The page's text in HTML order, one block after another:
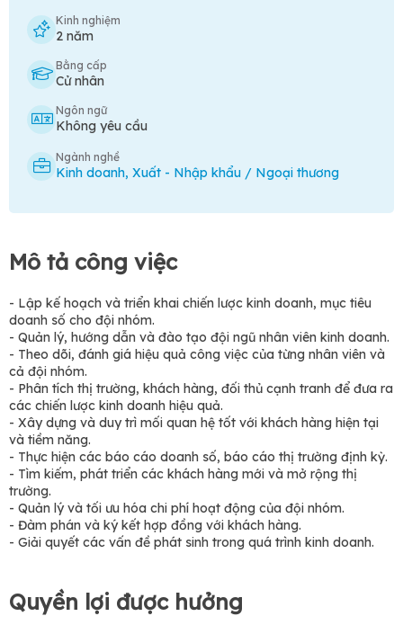
Kinh nghiệm
2 năm
Bằng cấp
Cử nhân
Ngôn ngữ
Không yêu cầu
Ngành nghề
Kinh doanh, Xuất - Nhập khẩu / Ngoại thương
Mô tả công việc
- Lập kế hoạch và triển khai chiến lược kinh doanh, mục tiêu
doanh số cho đội nhóm.
- Quản lý, hướng dẫn và đào tạo đội ngũ nhân viên kinh doanh.
- Theo dõi, đánh giá hiệu quả công việc của từng nhân viên và
cả đội nhóm.
- Phân tích thị trường, khách hàng, đối thủ cạnh tranh để đưa ra
các chiến lược kinh doanh hiệu quả.
- Xây dựng và duy trì mối quan hệ tốt với khách hàng hiện tại
và tiềm năng.
- Thực hiện các báo cáo doanh số, báo cáo thị trường định kỳ.
- Tìm kiếm, phát triển các khách hàng mới và mở rộng thị
trường.
- Quản lý và tối ưu hóa chi phí hoạt động của đội nhóm.
- Đàm phán và ký kết hợp đồng với khách hàng.
- Giải quyết các vấn đề phát sinh trong quá trình kinh doanh.
Quyền lợi được hưởng